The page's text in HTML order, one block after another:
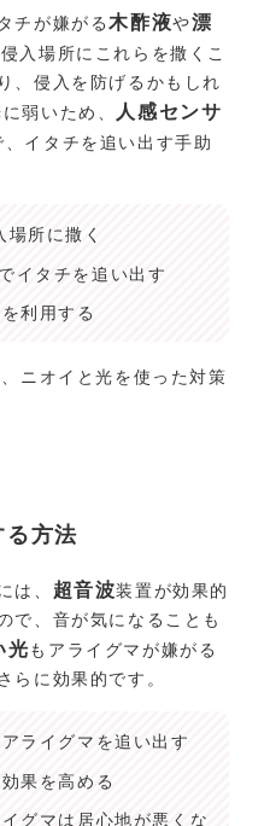
チが嫌がる木酢液や漂
入場所にこれらを撒くこ
、侵入を防げるかもしれ
弱いため、
人感センサ
イタチを追い出す手助
場所に撒く
でイタチを追い出す
利用する
ニオイと光を使った対策
る方法
は、 超音波装置が効果的
で、音が気になることも
光もアライグマが嫌がる
らに効果的です。
ライグマを追い出す
果を高める
グマは居心地が悪くな